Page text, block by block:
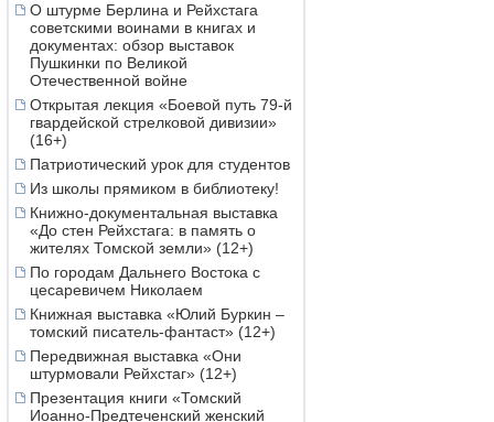
О штурме Берлина и Рейхстага
советскими воинами в книгах и
документах: обзор выставок
Пушкинки по Великой
Отечественной войне
Открытая лекция «Боевой путь 79-й
гвардейской стрелковой дивизии»
(16+)
Патриотический урок для студентов
Из школы прямиком в библиотеку!
Книжно-документальная выставка
«До стен Рейхстага: в память о
жителях Томской земли» (12+)
По городам Дальнего Востока с
цесаревичем Николаем
Книжная выставка «Юлий Буркин –
томский писатель-фантаст» (12+)
Передвижная выставка «Они
штурмовали Рейхстаг» (12+)
Презентация книги «Томский
Иоанно-Предтеченский женский